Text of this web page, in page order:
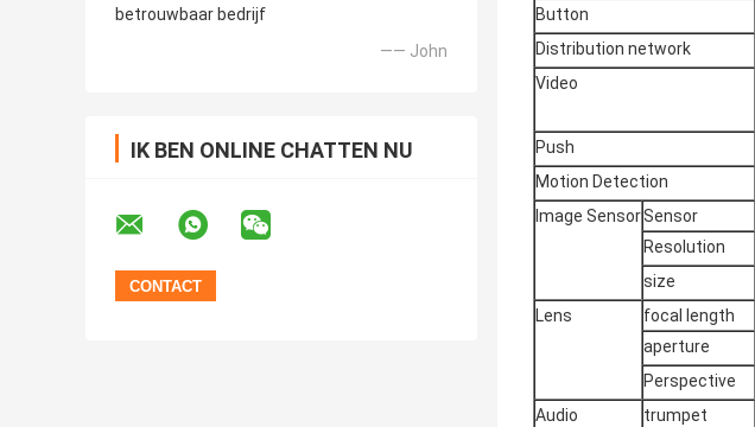
betrouwbaar bedrijf
—— John
IK BEN ONLINE CHATTEN NU
Button
Distribution network
Video
Push
Motion Detection
Image SensorSensor
Resolution
size
Lens
focal length
aperture
Perspective
Audio
trumpet